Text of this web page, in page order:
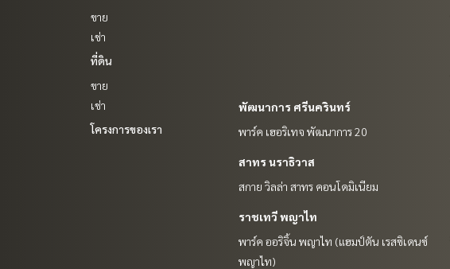
ขาย
เช่า
ที่ดิน
ขาย
เช่า
โครงการของเรา
พัฒนาการ ศรีนครินทร์
พาร์ค เฮอริเทจ พัฒนาการ 20
สาทร นราธิวาส
สกาย วิลล่า สาทร คอนโดมิเนียม
ราชเทวี พญาไท
พาร์ค ออริจิ้น พญาไท (แฮมป์ตัน เรสซิเดนซ์
พญาไท)